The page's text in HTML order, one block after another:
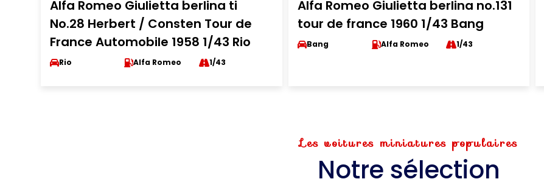
Alfa Romeo Giulietta berlina ti
No.28 Herbert / Consten Tour de
France Automobile 1958 1/43 Rio
Rio Alfa Romeo 1/43
Alfa Romeo Giulietta berlina no.131
tour de france 1960 1/43 Bang
Bang Alfa Romeo 1/43
Les voitures miniatures populaires
Notre sélection